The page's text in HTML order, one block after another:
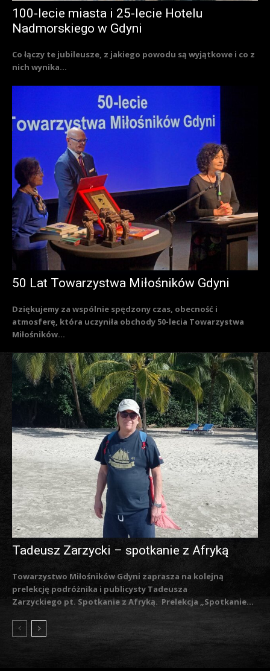
100-lecie miasta i 25-lecie Hotelu
Nadmorskiego w Gdyni
Co łączy te jubileusze, z jakiego powodu są wyjątkowe i co z
nich wynika...
50 Lat Towarzystwa Miłośników Gdyni
Dziękujemy za wspólnie spędzony czas, obecność i
atmosferę, która uczyniła obchody 50-lecia Towarzystwa
Miłośników...
Tadeusz Zarzycki – spotkanie z Afryką
Towarzystwo Miłośników Gdyni zaprasza na kolejną
prelekcję podróżnika i publicysty Tadeusza
Zarzyckiego pt. Spotkanie z Afryką. Prelekcja „Spotkanie...